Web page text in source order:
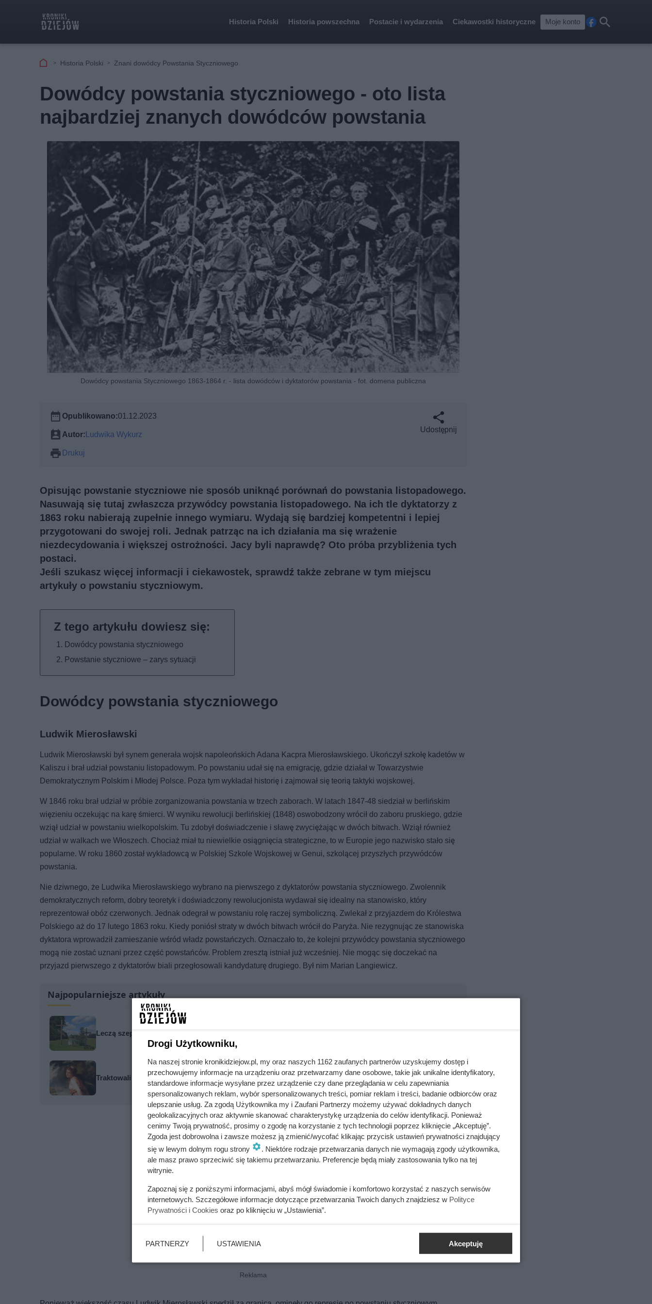
Historia Polski Historia powszechna Postacie i wydarzenia Ciekawostki historyczne Moje konto
cebkaj
Historia Polski Znani dowódcy Powstania Styczniowego
Dowódcy powstania styczniowego - oto lista
najbardziej znanych dowódców powstania
Dowódcy powstania Styczniowego 1863-1864 r. - lista dowódców i dyktatorów powstania - fot. domena publiczna
Opublikowano:01.12.2023
Autor: Ludwika Wykurz
Drukuj
Udostępnij
Opisując powstanie styczniowe nie sposób uniknąć porównań do powstania listopadowego.
Nasuwają się tutaj zwłaszcza przywódcy powstania listopadowego. Na ich tle dyktatorzy z
1863 roku nabierają zupełnie innego wymiaru. Wydają się bardziej kompetentni i lepiej
przygotowani do swojej roli. Jednak patrząc na ich działania ma się wrażenie
niezdecydowania i większej ostrożności. Jacy byli naprawdę? Oto próba przybliżenia tych
postaci.
Jeśli szukasz więcej informacji i ciekawostek, sprawdź także zebrane w tym miejscu
artykuły o powstaniu styczniowym.
Dowódcy powstania styczniowego
Powstanie styczniowe – zarys sytuacji
Dowódcy powstania styczniowego
Ludwik Mierosławski
Ludwik Mierosławski był synem generała wojsk napoleońskich Adana Kacpra Mierosławskiego. Ukończył szkołę kadetów w
Kaliszu i brał udział powstaniu listopadowym. Po powstaniu udał się na emigrację, gdzie działał w Towarzystwie
Demokratycznym Polskim i Młodej Polsce. Poza tym wykładał historię i zajmował się teorią taktyki wojskowej.
W 1846 roku brał udział w próbie zorganizowania powstania w trzech zaborach. W latach 1847-48 siedział w berlińskim
więzieniu oczekując na karę śmierci. W wyniku rewolucji berlińskiej (1848) oswobodzony wrócił do zaboru pruskiego, gdzie
wziął udział w powstaniu wielkopolskim. Tu zdobył doświadczenie i sławę zwyciężając w dwóch bitwach. Wziął również
udział w walkach we Włoszech. Chociaż miał tu niewielkie osiągnięcia strategiczne, to w Europie jego nazwisko stało się
popularne. W roku 1860 został wykładowcą w Polskiej Szkole Wojskowej w Genui, szkolącej przyszłych przywódców
powstania.
Nie dziwnego, że Ludwika Mierosławskiego wybrano na pierwszego z dyktatorów powstania styczniowego. Zwolennik
demokratycznych reform, dobry teoretyk i doświadczony rewolucjonista wydawał się idealny na stanowisko, który
reprezentował obóz czerwonych. Jednak odegrał w powstaniu rolę raczej symboliczną. Zwlekał z przyjazdem do Królestwa
Polskiego aż do 17 lutego 1863 roku. Kiedy poniósł straty w dwóch bitwach wrócił do Paryża. Nie rezygnując ze stanowiska
dyktatora wprowadził zamieszanie wśród władz powstańczych. Oznaczało to, że kolejni przywódcy powstania styczniowego
mogą nie zostać uznani przez część powstańców. Problem zresztą istniał już wcześniej. Nie mogąc się doczekać na
przyjazd pierwszego z dyktatorów biali przegłosowali kandydaturę drugiego. Był nim Marian Langiewicz.
Najpopularniejsze artykuły
Leczą szeptem, woskiem i popiołem. Na Podlasiu wciąż można spotkać takie kobiety
Traktowali ją jak zabawkę i przekazywali z rąk do rąk. Niewiarygodne losy słynnej skandalistki
Drogi Użytkowniku,
Na naszej stronie kronikidziejow.pl, my oraz naszych 1162 zaufanych partnerów uzyskujemy dostęp i
przechowujemy informacje na urządzeniu oraz przetwarzamy dane osobowe, takie jak unikalne identyfikatory,
standardowe informacje wysyłane przez urządzenie czy dane przeglądania w celu zapewniania
spersonalizowanych reklam, wybór spersonalizowanych treści, pomiar reklam i treści, badanie odbiorców oraz
ulepszanie usług. Za zgodą Użytkownika my i Zaufani Partnerzy możemy używać dokładnych danych
geolokalizacyjnych oraz aktywnie skanować charakterystykę urządzenia do celów identyfikacji. Ponieważ
cenimy Twoją prywatność, prosimy o zgodę na korzystanie z tych technologii poprzez kliknięcie „Akceptuję”.
Zgoda jest dobrowolna i zawsze możesz ją zmienić/wycofać klikając przycisk ustawień prywatności znajdujący
się w lewym dolnym rogu strony
. Niektóre rodzaje przetwarzania danych nie wymagają zgody użytkownika,
ale masz prawo sprzeciwić się takiemu przetwarzaniu. Preferencje będą miały zastosowania tylko na tej
witrynie.
Zapoznaj się z poniższymi informacjami, abyś mógł świadomie i komfortowo korzystać z naszych serwisów
internetowych. Szczegółowe informacje dotyczące przetwarzania Twoich danych znajdziesz w Polityce
Prywatności i Cookies oraz po kliknięciu w „Ustawienia”.
PARTNERZY USTAWIENIA Akceptuję